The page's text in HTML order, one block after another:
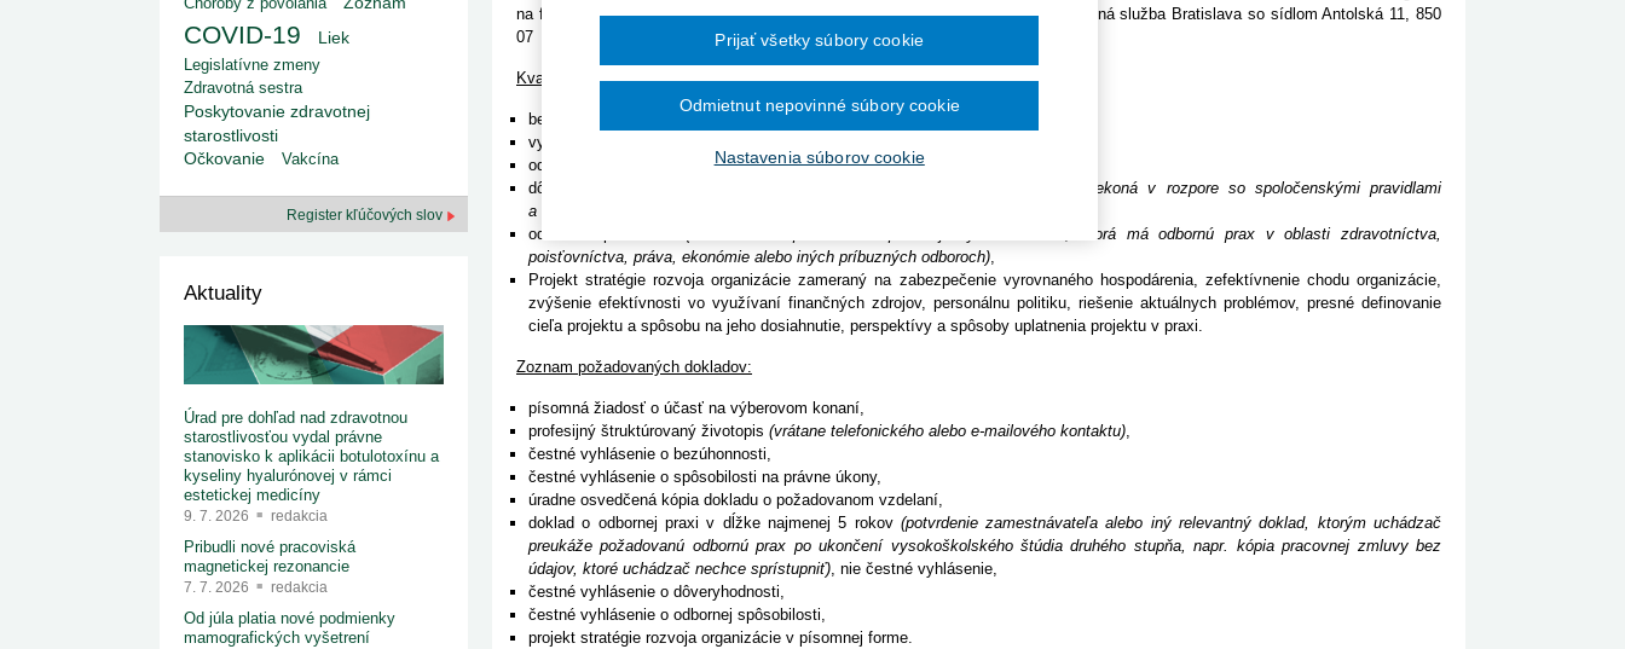
Ministerstvo zdravotníctva zverejnilo aktualizovaný
zoznam kategori...
29. 6. 2026
Rezort zdravotníctva zverejnil zoznam
kategorizovaných špeciálnych ...
29. 6. 2026
Výzva na podporu dostupnosti zdravotnej
22. 6. 2026
redakcia
2015
2012
Ročník 2013
Ročník 2012
Ročník 2010
Ročník 2026
na funkčné obdobie 5 rokov, v štátnej príspevkovej organizácii Záchranná zdravotná služba Bratislava so sídlom Antolská 11, 850
07 Bratislava.
Kvalifikačné predpoklady a požiadavky:
bezúhonnosť
a spôsobilosť na právne úkony,
vysokoškolské vzdelanie druhého stupňa,
odborná prax 5 rokov
(po ukončení vysokoškolského štúdia druhého stupňa)
dôveryhodnosť
(za dôveryhodnú osobu sa považuje fyzická osoba, ktorá nekoná v rozpore so spoločenskými pravidlami
a morálnymi hodnotami)
odborná spôsobilosť
(za odborne spôsobilú sa považuje fyzická osoba, ktorá má odbornú prax v oblasti zdravotníctva,
poisťovníctva, práva, ekonómie alebo iných príbuzných odboroch),
Projekt stratégie rozvoja organizácie zameraný na zabezpečenie vyrovnaného hospodárenia, zefektívnenie chodu organizácie,
zvýšenie efektívnosti vo využívaní finančných zdrojov, personálnu politiku, riešenie aktuálnych problémov, presné definovanie
cieľa projektu a spôsobu na jeho dosiahnutie, perspektívy a spôsoby uplatnenia projektu v praxi.
Zoznam požadovaných dokladov:
písomná žiadosť o účasť na výberovom konaní,
profesijný štruktúrovaný životopis (vrátane telefonického alebo e-mailového kontaktu),
čestné vyhlásenie o bezúhonnosti,
čestné vyhlásenie o spôsobilosti na právne úkony,
úradne osvedčená kópia dokladu o požadovanom vzdelaní,
doklad o odbornej praxi v dĺžke najmenej 5 rokov (potvrdenie zamestnávateľa alebo iný relevantný doklad, ktorým uchádzač
preukáže požadovanú odbornú prax po ukončení vysokoškolského štúdia druhého stupňa, napr. kópia pracovnej zmluvy bez
údajov, ktoré uchádzač nechce sprístupniť), nie čestné vyhlásenie,
čestné vyhlásenie o dôveryhodnosti,
čestné vyhlásenie o odbornej spôsobilosti,
projekt stratégie rozvoja organizácie v písomnej forme.
COVID-19 Liek
Legislatívne zmeny
Zdravotná sestra
Poskytovanie zdravotnej
starostlivosti
Očkovanie Vakcína
Register kľúčových slov
Aktuality
Úrad pre dohľad nad zdravotnou
starostlivosťou vydal právne
stanovisko k aplikácii botulotoxínu a
kyseliny hyalurónovej v rámci
estetickej medicíny
9. 7. 2026 redakcia
Pribudli nové pracoviská
magnetickej rezonancie
7. 7. 2026 redakcia
Od júla platia nové podmienky
mamografických vyšetrení
Nastavenia súborov cookie
Odmietnut nepovinné súbory cookie
Prijať všetky súbory cookie